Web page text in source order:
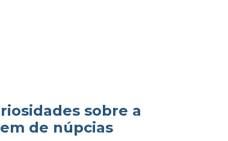
sobre a
de núpcias